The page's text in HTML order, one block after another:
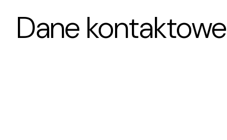
Danekontaktowe